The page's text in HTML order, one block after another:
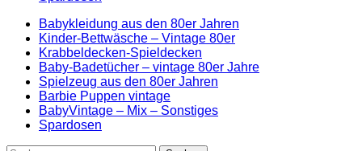
Babykleidung aus den 80er Jahren
Kinder-Bettwäsche – Vintage 80er
Krabbeldecken-Spieldecken
Baby-Badetücher – vintage 80er Jahre
Spielzeug aus den 80er Jahren
Barbie Puppen vintage
BabyVintage – Mix – Sonstiges
Spardosen